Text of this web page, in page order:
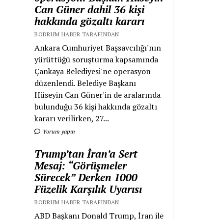
Can Güner dahil 36 kişi
hakkında gözaltı kararı
BODRUM HABER TARAFINDAN
Ankara Cumhuriyet Başsavcılığı'nın
yürüttüğü soruşturma kapsamında
Çankaya Belediyesi'ne operasyon
düzenlendi. Belediye Başkanı
Hüseyin Can Güner'in de aralarında
bulunduğu 36 kişi hakkında gözaltı
kararı verilirken, 27...
Yorum yapın
Trump’tan İran’a Sert
Mesaj: “Görüşmeler
Sürecek” Derken 1000
Füzelik Karşılık Uyarısı
BODRUM HABER TARAFINDAN
ABD Başkanı Donald Trump, İran ile